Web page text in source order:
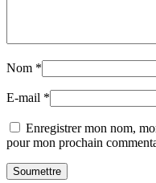
Nom *
E-mail *
Enregistrer mon nom,
pour mon prochain